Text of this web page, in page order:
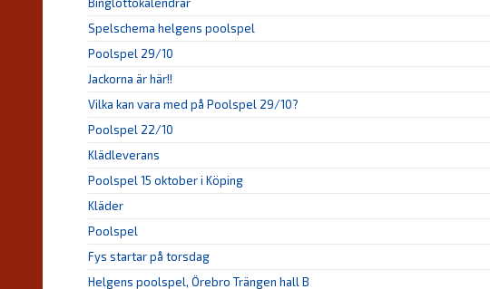
Spelschema helgens poolspel
Poolspel 29/10
Jackorna är här!!
Vilka kan vara med på Poolspel 29/10?
Poolspel 22/10
Klädleverans
Poolspel 15 oktober i Köping
Kläder
Poolspel
Fys startar på torsdag
Helgens poolspel, Örebro Trängen hall B